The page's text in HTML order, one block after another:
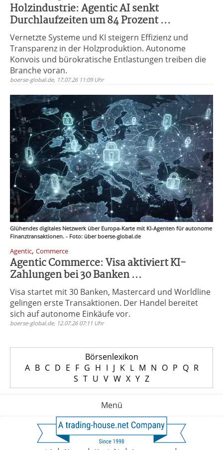
Holzindustrie: Agentic AI senkt
Durchlaufzeiten um 84 Prozent ...
Vernetzte Systeme und KI steigern Effizienz und
Transparenz in der Holzproduktion. Autonome
Konvois und bürokratische Entlastungen treiben die
Branche voran.
boerse-global.de, 17.07.26 11:09 Uhr
Glühendes digitales Netzwerk über Europa-Karte mit KI-Agenten für autonome
Finanztransaktionen. - Foto: über boerse-global.de
Agentic, Commerce
Agentic Commerce: Visa aktiviert KI-
Zahlungen bei 30 Banken ...
Visa startet mit 30 Banken, Mastercard und Worldline
gelingen erste Transaktionen. Der Handel bereitet
sich auf autonome Einkäufe vor.
boerse-global.de, 12.07.26 07:11 Uhr
Börsenlexikon
A B C D E F G H I J K L M N O P Q R
S T U V W X Y Z
Menü